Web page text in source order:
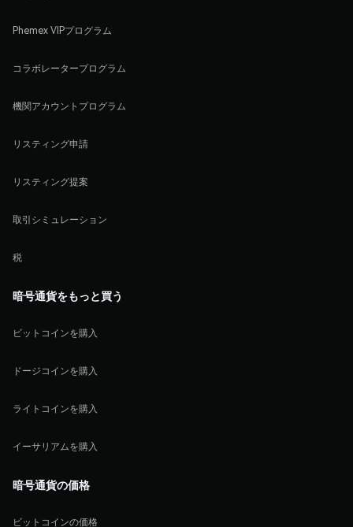
Phemex VIPプログラム
コラボレータープログラム
機関アカウントプログラム
リスティング申請
リスティング提案
取引シミュレーション
税
暗号通貨をもっと買う
ビットコインを購入
ドージコインを購入
ライトコインを購入
イーサリアムを購入
暗号通貨の価格
ビットコインの価格